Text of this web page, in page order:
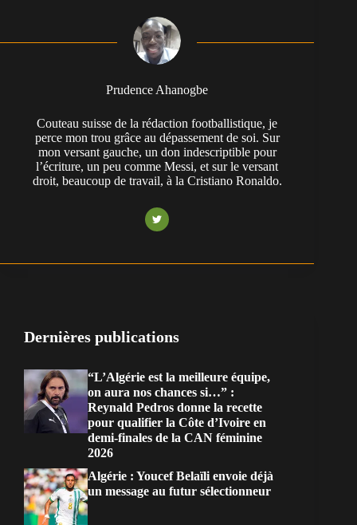
Prudence Ahanogbe
Couteau suisse de la rédaction footballistique, je
perce mon trou grâce au dépassement de soi. Sur
mon versant gauche, un don indescriptible pour
l’écriture, un peu comme Messi, et sur le versant
droit, beaucoup de travail, à la Cristiano Ronaldo.
Dernières publications
“L’Algérie est la meilleure équipe,
on aura nos chances si…” :
Reynald Pedros donne la recette
pour qualifier la Côte d’Ivoire en
demi-finales de la CAN féminine
2026
Algérie : Youcef Belaïli envoie déjà
un message au futur sélectionneur